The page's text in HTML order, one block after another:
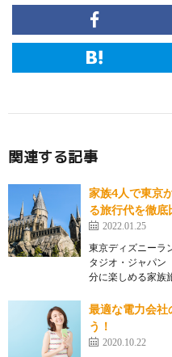
関連する記事
家族4人で東京
る旅行代を徹底
2022.01.25
東京ディズニーラ
タジオ・ジャパン
分に楽しめる家族
最適な電力会社
う！
2020.10.22